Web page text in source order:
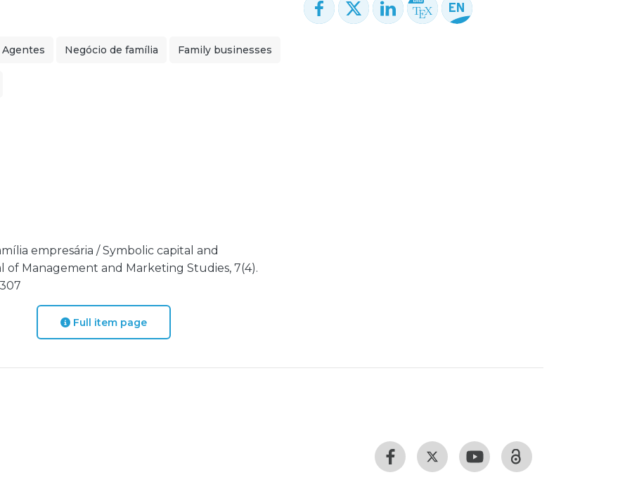
Agentes Negócio de família Family businesses
empresária / Symbolic capital and
Management and Marketing Studies, 7(4).
Full item page